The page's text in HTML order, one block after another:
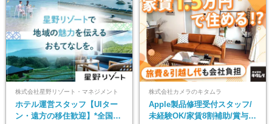
株式会社星野リゾート・マネジメント
ホテル運営スタッフ【UIター
ン・遠方の移住歓迎】*全国募
株式会社カメラのキタムラ
Apple製品修理受付スタッフ/
未経験OK/家賃8割補助/賞与年